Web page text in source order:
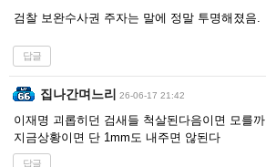
검찰 보완수사권 주자는 말에 정말 투명해졌음.
답글
집나간며느리 26-06-17 21:42
이재명 괴롭히던 검새들 척살된다음이면 모를까
지금상황이면 단 1mm도 내주면 않된다
답글